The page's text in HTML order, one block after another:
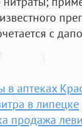
с
в аптеках
в липецке
продажа